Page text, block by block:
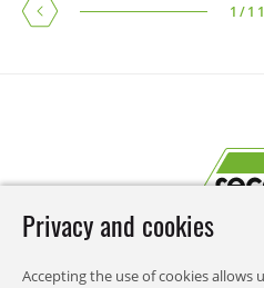
1 /11
Privacy and cookies
Accepting the use of cookies